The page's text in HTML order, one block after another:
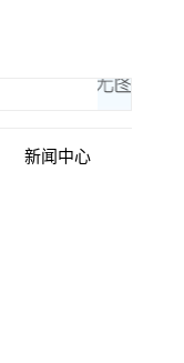
新闻中心